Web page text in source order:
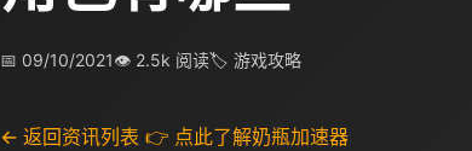
📅 09/10/2021👁 2.5k 阅读🏷 游戏攻略
← 返回资讯列表 👉 点此了解奶瓶加速器